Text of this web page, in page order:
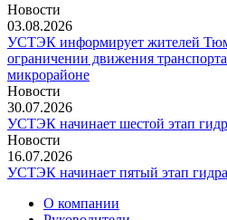
Новости
03.08.2026
УСТЭК информирует жителей
ограничении движения
микрорайоне
Новости
30.07.2026
УСТЭК начинает шестой этап
Новости
16.07.2026
УСТЭК начинает пятый этап
О компании